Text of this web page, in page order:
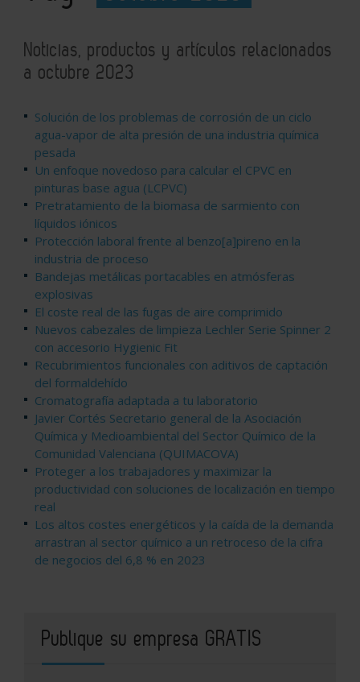
Noticias, productos y artículos relacionados
a octubre 2023
Solución de los problemas de corrosión de un ciclo
agua-vapor de alta presión de una industria química
pesada
Un enfoque novedoso para calcular el CPVC en
pinturas base agua (LCPVC)
Pretratamiento de la biomasa de sarmiento con
líquidos iónicos
Protección laboral frente al benzo[a]pireno en la
industria de proceso
Bandejas metálicas portacables en atmósferas
explosivas
El coste real de las fugas de aire comprimido
Nuevos cabezales de limpieza Lechler Serie Spinner 2
con accesorio Hygienic Fit
Recubrimientos funcionales con aditivos de captación
del formaldehído
Cromatografía adaptada a tu laboratorio
Javier Cortés Secretario general de la Asociación
Química y Medioambiental del Sector Químico de la
Comunidad Valenciana (QUIMACOVA)
Proteger a los trabajadores y maximizar la
productividad con soluciones de localización en tiempo
real
Los altos costes energéticos y la caída de la demanda
arrastran al sector químico a un retroceso de la cifra
de negocios del 6,8 % en 2023
Publique su empresa GRATIS